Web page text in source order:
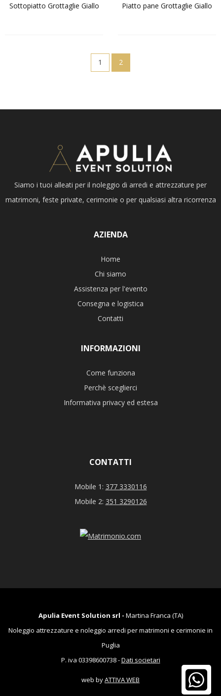
Sottopiatto Grottaglie Giallo Piatto pane Grottaglie Giallo
1 2
Siamo i tuoi alleati per il noleggio di arredi e attrezzature per
matrimoni, feste private, cerimonie o per qualsiasi altra ricorrenza
AZIENDA
Home
Chi siamo
Assistenza per l'evento
Consegna e logistica
Contatti
INFORMAZIONI
Come funziona
Perchè sceglierci
Informativa privacy ed estesa
CONTATTI
Mobile 1: 377 3330116
Mobile 2: 351 3290126
Apulia Event Solution srl - Martina Franca (TA)
Noleggio attrezzature e noleggio arredi per matrimoni e cerimonie in
Puglia
P. iva 03398600738 -Dati societari
web byATTIVA WEB